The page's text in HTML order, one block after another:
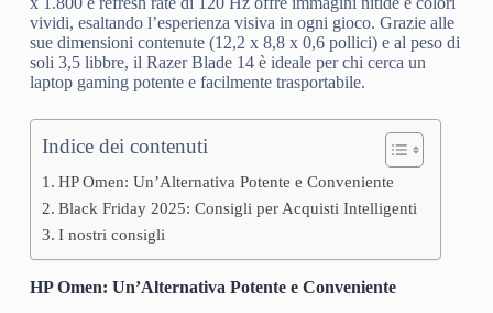
vividi, esaltando l’esperienza visiva in ogni gioco. Grazie alle
sue dimensioni contenute (12,2 x 8,8 x 0,6 pollici) e al peso di
soli 3,5 libbre, il Razer Blade 14 è ideale per chi cerca un
laptop gaming potente e facilmente trasportabile.
Indice dei contenuti
HP Omen: Un’Alternativa Potente e Conveniente
Black Friday 2025: Consigli per Acquisti Intelligenti
I nostri consigli
HP Omen: Un’Alternativa Potente e Conveniente